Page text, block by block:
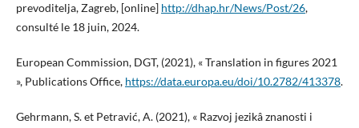
prevoditelja, Zagreb, [online] http://dhap.hr/News/Post/26,
consulté le 18 juin, 2024.
European Commission, DGT, (2021), « Translation in figures 2021
», Publications Office, https://data.europa.eu/doi/10.2782/413378.
Gehrmann, S. et Petravić, A. (2021), « Razvoj jezikâ znanosti i